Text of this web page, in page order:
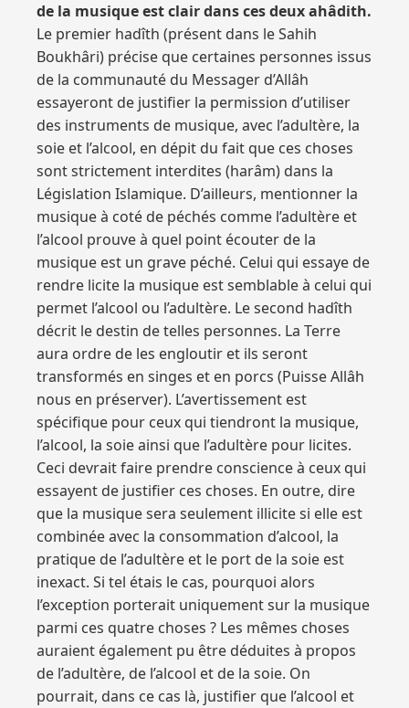
de la musique est clair dans ces deux ahâdith.
Le premier hadîth (présent dans le Sahih
Boukhâri) précise que certaines personnes issus
de la communauté du Messager d’Allâh
essayeront de justifier la permission d’utiliser
des instruments de musique, avec l’adultère, la
soie et l’alcool, en dépit du fait que ces choses
sont strictement interdites (harâm) dans la
Législation Islamique. D’ailleurs, mentionner la
musique à coté de péchés comme l’adultère et
l’alcool prouve à quel point écouter de la
musique est un grave péché. Celui qui essaye de
rendre licite la musique est semblable à celui qui
permet l’alcool ou l’adultère. Le second hadîth
décrit le destin de telles personnes. La Terre
aura ordre de les engloutir et ils seront
transformés en singes et en porcs (Puisse Allâh
nous en préserver). L’avertissement est
spécifique pour ceux qui tiendront la musique,
l’alcool, la soie ainsi que l’adultère pour licites.
Ceci devrait faire prendre conscience à ceux qui
essayent de justifier ces choses. En outre, dire
que la musique sera seulement illicite si elle est
combinée avec la consommation d’alcool, la
pratique de l’adultère et le port de la soie est
inexact. Si tel étais le cas, pourquoi alors
l’exception porterait uniquement sur la musique
parmi ces quatre choses ? Les mêmes choses
auraient également pu être déduites à propos
de l’adultère, de l’alcool et de la soie. On
pourrait, dans ce cas là, justifier que l’alcool et